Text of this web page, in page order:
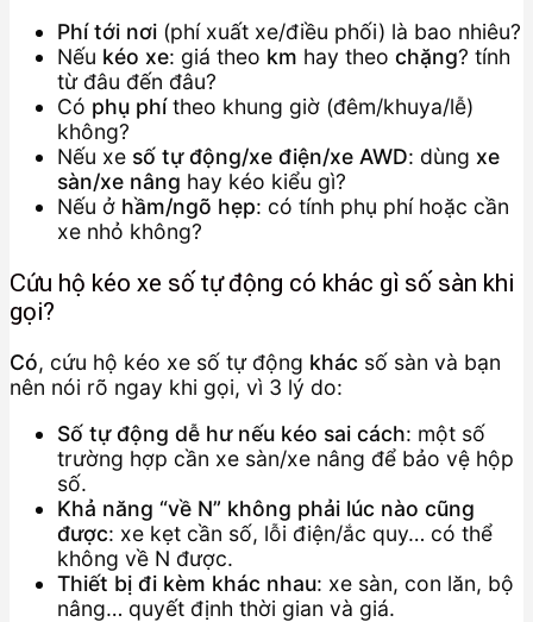
Phí tới nơi (phí xuất xe/điều phối) là bao nhiêu?
Nếu kéo xe: giá theo km hay theo chặng? tính
từ đâu đến đâu?
Có phụ phítheo khung giờ (đêm/khuya/lễ)
không?
Nếu xe số tự động/xe điện/xe AWD: dùng xe
sàn/xe nâng hay kéo kiểu gì?
Nếu ở hầm/ngõ hẹp: có tính phụ phí hoặc cần
xe nhỏ không?
Cứu hộ kéo xe số tự động có khác gì số sàn khi
gọi?
Có, cứu hộ kéo xe số tự động khác số sàn và bạn
nên nói rõ ngay khi gọi, vì 3 lý do:
Số tự động dễ hư nếu kéo sai cách: một số
trường hợp cần xe sàn/xe nâng để bảo vệ hộp
số.
Khả năng “về N” không phải lúc nào cũng
được: xe kẹt cần số, lỗi điện/ắc quy… có thể
không về N được.
Thiết bị đi kèm khác nhau: xe sàn, con lăn, bộ
nâng… quyết định thời gian và giá.